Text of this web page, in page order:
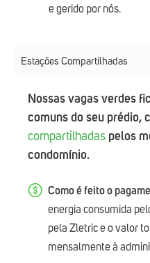
e gerido por nós.
Estações Compartilhadas
Nossas vagas verdes
comuns do seu prédio,
compartilhadas pelos
condomínio.
Como é feito o
energia consumida
pela Zletric e o valor
mensalmente à